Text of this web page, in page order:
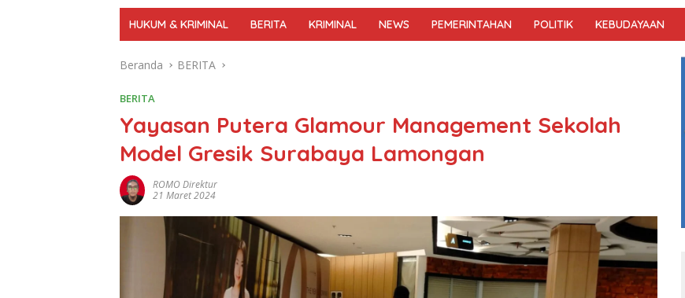
HUKUM & KRIMINAL BERITA KRIMINAL NEWS PEMERINTAHAN POLITIK KEBUDAYAAN
Beranda BERITA
BERITA
Yayasan Putera Glamour Management Sekolah
Model Gresik Surabaya Lamongan
ROMO Direktur
21 Maret 2024